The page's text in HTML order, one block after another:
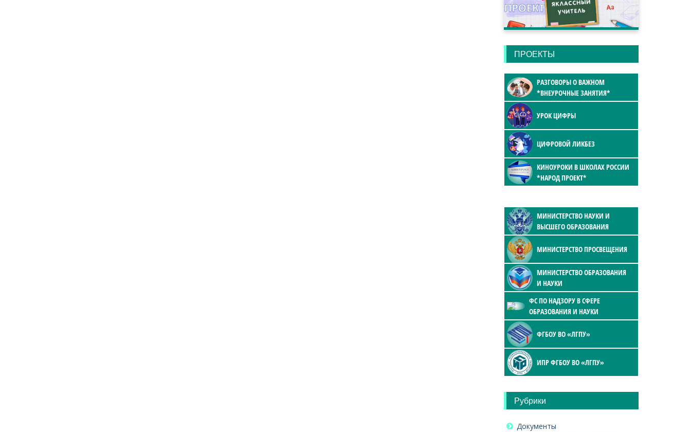
ПРОЕКТЫ
РАЗГОВОРЫ О ВАЖНОМ
*ВНЕУРОЧНЫЕ ЗАНЯТИЯ*
УРОК ЦИФРЫ
ЦИФРОВОЙ ЛИКБЕЗ
КИНОУРОКИ В ШКОЛАХ РОССИИ
*НАРОД ПРОЕКТ*
МИНИСТЕРСТВО НАУКИ И
ВЫСШЕГО ОБРАЗОВАНИЯ
МИНИСТЕРСТВО ПРОСВЕЩЕНИЯ
МИНИСТЕРСТВО ОБРАЗОВАНИЯ
И НАУКИ
ФС ПО НАДЗОРУ В СФЕРЕ
ОБРАЗОВАНИЯ И НАУКИ
ФГБОУ ВО «ЛГПУ»
ИПР ФГБОУ ВО «ЛГПУ»
Рубрики
Документы